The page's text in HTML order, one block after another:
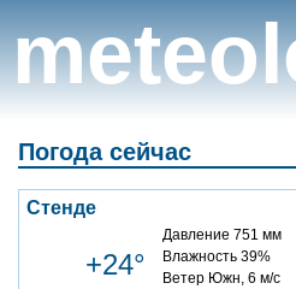
Погода сейчас
Стенде
+24°
Давление 751 мм
Влажность 39%
Ветер Южн, 6 м/с